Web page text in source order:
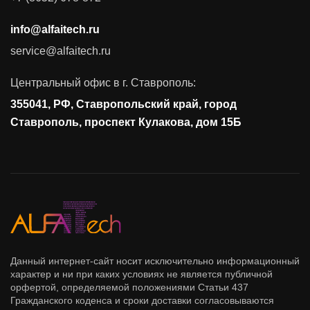
Соответствие требованиям и стандартам
Антивирусная защита
Управление доступом
Сетевая безопасность
info@alfaitech.ru
service@alfaitech.ru
Центральный офис в г. Ставрополь:
355041, РФ, Ставропольский край, город
Ставрополь, проспект Кулакова, дом 15Б
Данный интернет-сайт носит исключительно информационный
характер и ни при каких условиях не является публичной
орфертой, определяемой положениями Статьи 437
Гражданского коденса и сроки доставки согласовываются